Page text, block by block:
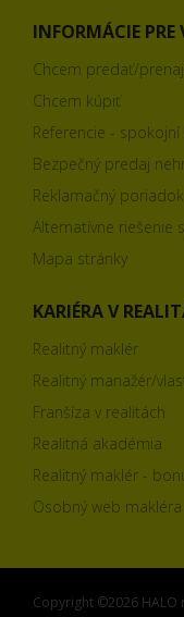
INFORMÁCIE PRE
Chcem predať/
Chcem kúpiť
Referencie - spokojní
Bezpečný predaj
Reklamačný poriadok
Alternatívne riešenie
Mapa stránky
KARIÉRA V
Realitný maklér
Realitný manažér/
Franšíza v realitách
Realitná akadémia
Realitný maklér -
Osobný web makléra
Copyright ©2026 HALO